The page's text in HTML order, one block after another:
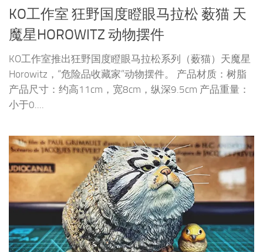
KO工作室 狂野国度瞪眼马拉松 薮猫 天
魔星HOROWITZ 动物摆件
KO工作室推出狂野国度瞪眼马拉松系列（薮猫）天魔星
Horowitz，“危险品收藏家”动物摆件。 产品材质：树脂
产品尺寸：约高11cm，宽8cm，纵深9.5cm 产品重量：
小于0....